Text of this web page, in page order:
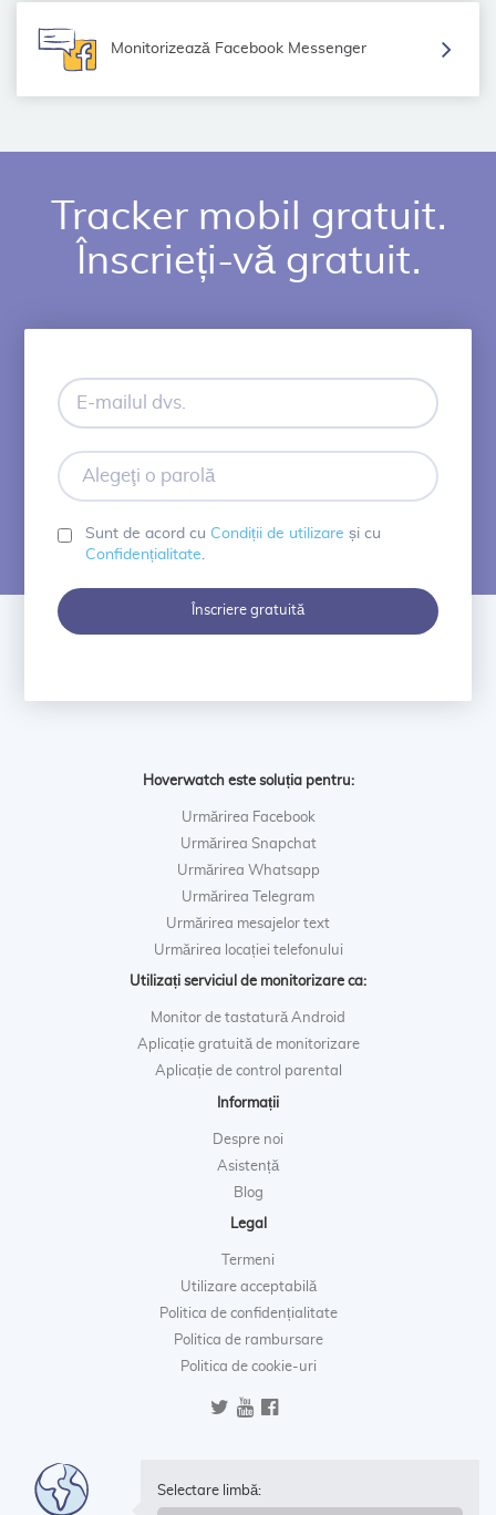
Monitorizează Facebook Messenger
Tracker mobil gratuit.
Înscrieți-vă gratuit.
Sunt de acord cu Condiții de utilizare și cu
Confidențialitate.
Înscriere gratuită
Hoverwatch este soluția pentru:
Urmărirea Facebook
Urmărirea Snapchat
Urmărirea Whatsapp
Urmărirea Telegram
Urmărirea mesajelor text
Urmărirea locației telefonului
Utilizați serviciul de monitorizare ca:
Monitor de tastatură Android
Aplicație gratuită de monitorizare
Aplicație de control parental
Informații
Despre noi
Asistență
Blog
Legal
Termeni
Utilizare acceptabilă
Politica de confidențialitate
Politica de rambursare
Politica de cookie-uri
Selectare limbă: